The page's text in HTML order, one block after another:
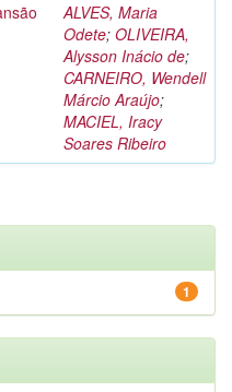
ALVES, Maria
Odete; OLIVEIRA,
Alysson Inácio de;
CARNEIRO, Wendell
Márcio Araújo;
MACIEL, Iracy
Soares Ribeiro
1